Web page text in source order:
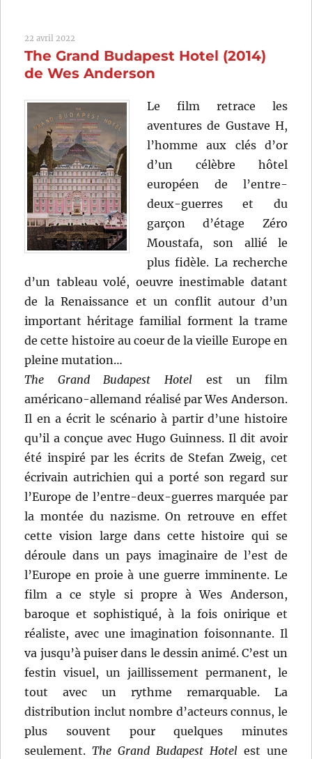
de
22 avril 2022
The Grand Budapest Hotel (2014)
de Wes Anderson
Le film retrace les
aventures de Gustave H,
l’homme aux clés d’or
d’un célèbre hôtel
européen de l’entre-
deux-guerres et du
garçon d’étage Zéro
Moustafa, son allié le
plus fidèle. La recherche
d’un tableau volé, oeuvre inestimable datant
de la Renaissance et un conflit autour d’un
important héritage familial forment la trame
de cette histoire au coeur de la vieille Europe en
pleine mutation…
The Grand Budapest Hotel est un film
américano-allemand réalisé par Wes Anderson.
Il en a écrit le scénario à partir d’une histoire
qu’il a conçue avec Hugo Guinness. Il dit avoir
été inspiré par les écrits de Stefan Zweig, cet
écrivain autrichien qui a porté son regard sur
l’Europe de l’entre-deux-guerres marquée par
la montée du nazisme. On retrouve en effet
cette vision large dans cette histoire qui se
déroule dans un pays imaginaire de l’est de
l’Europe en proie à une guerre imminente. Le
film a ce style si propre à Wes Anderson,
baroque et sophistiqué, à la fois onirique et
réaliste, avec une imagination foisonnante. Il
va jusqu’à puiser dans le dessin animé. C’est un
festin visuel, un jaillissement permanent, le
tout avec un rythme remarquable. La
distribution inclut nombre d’acteurs connus, le
plus souvent pour quelques minutes
seulement.The Grand Budapest Hotelest une